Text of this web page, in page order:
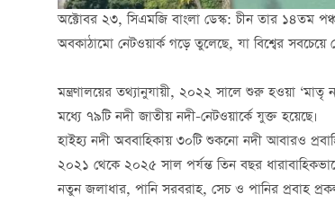
অক্টোবর ২৩, সিএমজি বাংলা ডেস্ক: চীন তার ১৪তম
অবকাঠামো নেটওয়ার্ক গড়ে তুলেছে, যা বিশ্বের
মন্ত্রণালয়ের তথ্যানুযায়ী, ২০২২ সালে শুরু হওয়া
মধ্যে ৭৯টি নদী জাতীয় নদী-নেটওয়ার্কে যুক্ত হয়েছে।
হাইহ্য নদী অববাহিকায় ৩০টি শুকনো নদী আবারও
২০২১ থেকে ২০২৫ সাল পর্যন্ত তিন বছর
নতুন জলাধার, পানি সরবরাহ, সেচ ও পানির প্রবাহ